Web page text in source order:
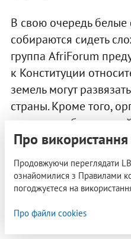
В свою очередь
собираются сидеть
группа AfriForum
к Конституции
земель могут
страны. Кроме того,
старте
компании по
правительств об
собственности в
AfriForum очень
превратиться во
погрузится в нищету.
Про
Продовжуючи переглядати
ознайомилися з Правилами
погоджуєтеся на
Про файли cookies